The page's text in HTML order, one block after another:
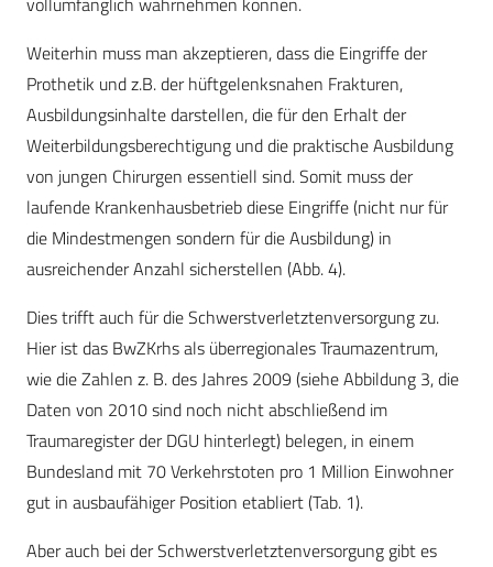
Weiterhin muss man akzeptieren, dass die Eingriffe der
Prothetik und z.B. der hüftgelenksnahen Frakturen,
Ausbildungsinhalte darstellen, die für den Erhalt der
Weiterbildungsberechtigung und die praktische Ausbildung
von jungen Chirurgen essentiell sind. Somit muss der
laufende Krankenhausbetrieb diese Eingriffe (nicht nur für
die Mindestmengen sondern für die Ausbildung) in
ausreichender Anzahl sicherstellen (Abb. 4).
Dies trifft auch für die Schwerstverletztenversorgung zu.
Hier ist das BwZKrhs als überregionales Traumazentrum,
wie die Zahlen z. B. des Jahres 2009 (siehe Abbildung 3, die
Daten von 2010 sind noch nicht abschließend im
Traumaregister der DGU hinterlegt) belegen, in einem
Bundesland mit 70 Verkehrstoten pro 1 Million Einwohner
gut in ausbaufähiger Position etabliert (Tab. 1).
Aber auch bei der Schwerstverletztenversorgung gibt es